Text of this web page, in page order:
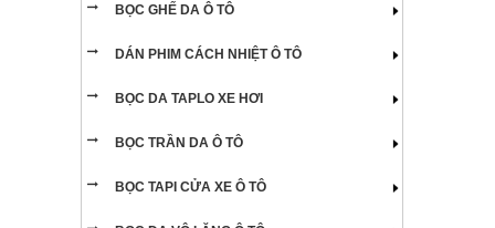
NỘI THẤT Ô TÔ DÒNG XE NISSAN
NỘI THẤT Ô TÔ DÒNG XE SUZUKI
BỌC GHẾ DA Ô TÔ
DÁN PHIM CÁCH NHIỆT Ô TÔ
BỌC DA TAPLO XE HƠI
BỌC TRẦN DA Ô TÔ
BỌC TAPI CỬA XE Ô TÔ